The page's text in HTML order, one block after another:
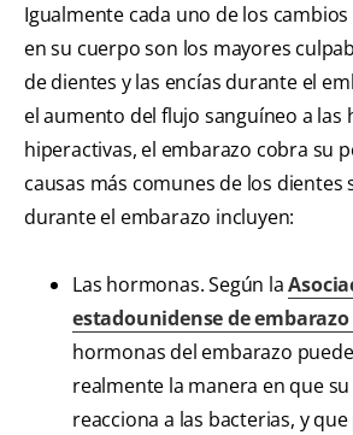
Igualmente cada uno de los
en su cuerpo son los mayores
de dientes y las encías durante el
el aumento del flujo sanguíneo a las
hiperactivas, el embarazo cobra su
causas más comunes de los dientes
durante el embarazo incluyen:
Las hormonas. Según la
estadounidense de embarazo
hormonas del embarazo
realmente la manera en que
reacciona a las bacterias, y